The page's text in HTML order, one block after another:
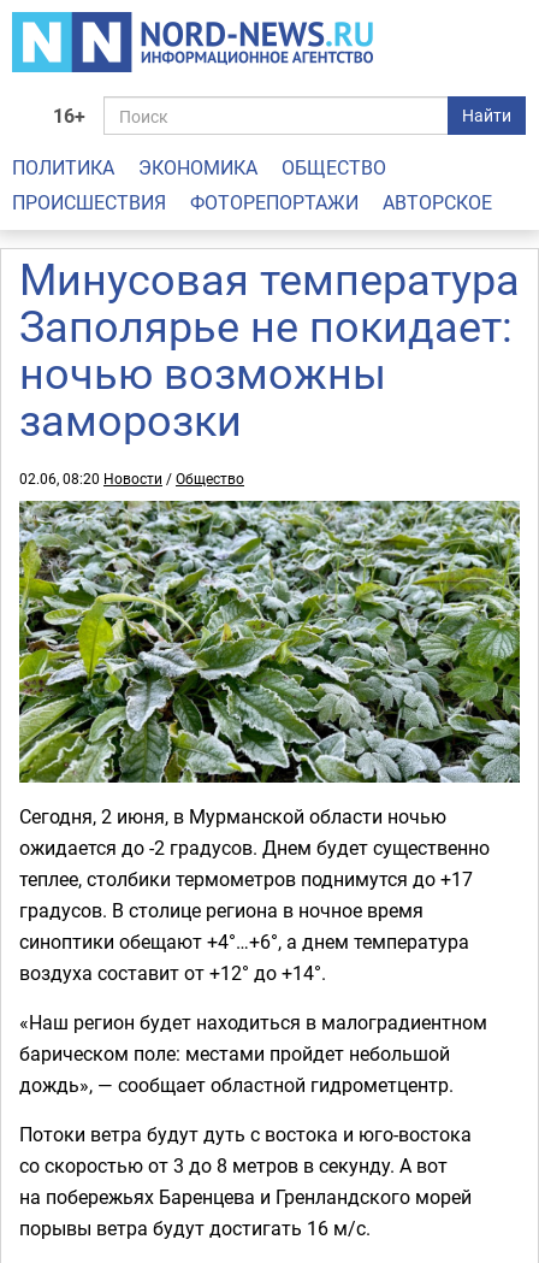
16+ Найти
ПОЛИТИКА ЭКОНОМИКА
ОБЩЕСТВО
ПРОИСШЕСТВИЯ
ФОТОРЕПОРТАЖИ АВТОРСКОЕ
Минусовая температура
Заполярье не покидает:
ночью возможны
заморозки
02.06, 08:20 Новости /Общество
Сегодня, 2 июня, в Мурманской области ночью
ожидается до -2 градусов. Днем будет существенно
теплее, столбики термометров поднимутся до +17
градусов. В столице региона в ночное время
синоптики обещают +4°…+6°, а днем температура
воздуха составит от +12° до +14°.
«Наш регион будет находиться в малоградиентном
барическом поле: местами пройдет небольшой
дождь», — сообщает областной гидрометцентр.
Потоки ветра будут дуть с востока и юго-востока
со скоростью от 3 до 8 метров в секунду. А вот
на побережьях Баренцева и Гренландского морей
порывы ветра будут достигать 16 м/с.